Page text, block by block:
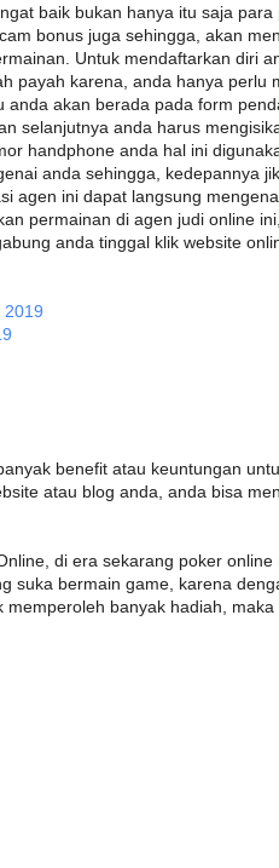
baik bukan hanya itu saja para
bonus juga sehingga, akan
Untuk mendaftarkan diri
payah karena, anda hanya perlu
anda akan berada pada form
selanjutnya anda harus
handphone anda hal ini
anda sehingga, kedepannya
agen ini dapat langsung
permainan di agen judi online
anda tinggal klik website
2019
benefit atau keuntungan
atau blog anda, anda bisa
di era sekarang poker
suka bermain game, karena
memperoleh banyak hadiah,